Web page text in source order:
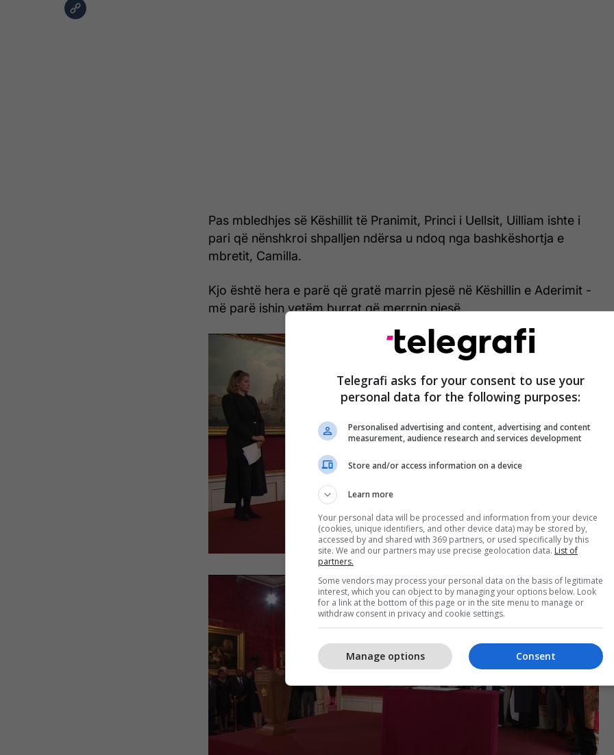
Pas mbledhjes së Këshillit të Pranimit, Princi i Uellsit, Uilliam ishte i
pari që nënshkroi shpalljen ndërsa u ndoq nga bashkëshortja e
mbretit, Camilla.
Kjo është hera e parë që gratë marrin pjesë në Këshillin e Aderimit -
më parë ishin vetëm burrat që merrnin pjesë.
Telegrafi asks for your consent to use your
personal data for the following purposes:
Personalised advertising and content, advertising and content
measurement, audience research and services development
Store and/or access information on a device
Learn more
Your personal data will be processed and information from your device
(cookies, unique identifiers, and other device data) may be stored by,
accessed by and shared with 369 partners, or used specifically by this
site. We and our partners may use precise geolocation data. List of
partners.
Some vendors may process your personal data on the basis of legitimate
interest, which you can object to by managing your options below. Look
for a link at the bottom of this page or in the site menu to manage or
withdraw consent in privacy and cookie settings.
Consent
Manage options